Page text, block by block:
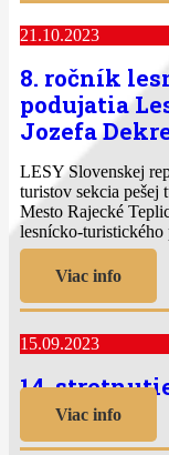
21.10.2023
8. ročník
podujatia
Jozefa
LESY Slovenskej
turistov sekcia
Mesto Rajecké
lesnícko-
Viac info
15.09.2023
14.
Viac info